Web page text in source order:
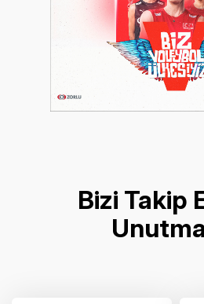
Bizi Takip